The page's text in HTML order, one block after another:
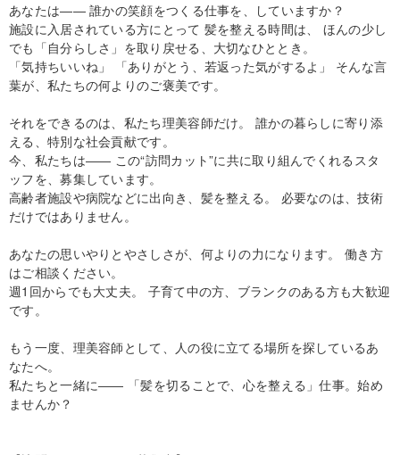
あなたは―― 誰かの笑顔をつくる仕事を、していますか？
施設に入居されている方にとって 髪を整える時間は、 ほんの少し
でも「自分らしさ」を取り戻せる、大切なひととき。
「気持ちいいね」 「ありがとう、若返った気がするよ」 そんな言
葉が、私たちの何よりのご褒美です。
それをできるのは、私たち理美容師だけ。 誰かの暮らしに寄り添
える、特別な社会貢献です。
今、私たちは―― この“訪問カット”に共に取り組んでくれるスタ
ッフを、募集しています。
高齢者施設や病院などに出向き、髪を整える。 必要なのは、技術
だけではありません。
あなたの思いやりとやさしさが、何よりの力になります。 働き方
はご相談ください。
週1回からでも大丈夫。 子育て中の方、ブランクのある方も大歓迎
です。
もう一度、理美容師として、人の役に立てる場所を探しているあ
なたへ。
私たちと一緒に―― 「髪を切ることで、心を整える」仕事。始め
ませんか？